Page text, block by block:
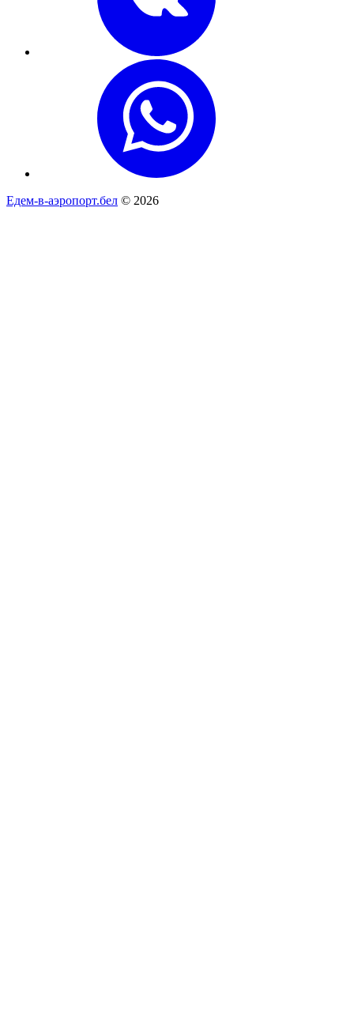
Едем-в-аэропорт.бел © 2026